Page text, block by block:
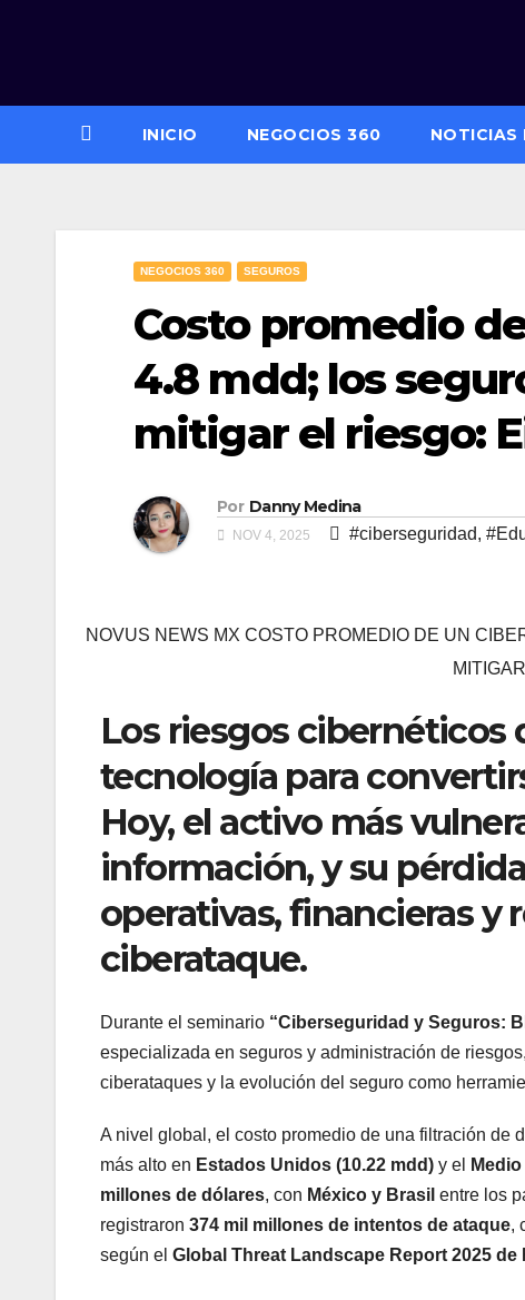
INICIO NEGOCIOS 360 NOTICIAS
NEGOCIOS 360 SEGUROS
Costo promedio
4.8 mdd; los
mitigar el riesgo:
Por Danny Medina
NOV 4, 2025 #ciberseguridad,
NOVUS NEWS MX COSTO PROMEDIO DE UN
Los riesgos cibernéticos
tecnología para
Hoy, el activo más
información, y su
operativas, financieras y
ciberataque.
Durante el seminario “Ciberseguridad y Seguros:
especializada en seguros y administración de
ciberataques y la evolución del seguro como
A nivel global, el costo promedio de una filtración de
más alto en Estados Unidos (10.22 mdd) y el
millones de dólares, con México y Brasil entre los
registraron 374 mil millones de intentos de ataque,
según el Global Threat Landscape Report 2025 de